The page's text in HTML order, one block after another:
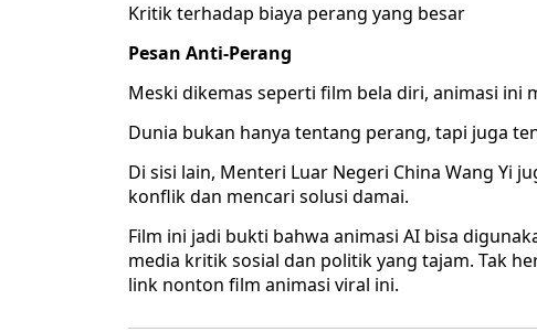
Kritik terhadap biaya perang yang besar
Pesan Anti-Perang
Meski dikemas seperti film bela diri, animasi ini
Dunia bukan hanya tentang perang, tapi juga
Di sisi lain, Menteri Luar Negeri China Wang Yi
konflik dan mencari solusi damai.
Film ini jadi bukti bahwa animasi AI bisa
media kritik sosial dan politik yang tajam. Tak
link nonton film animasi viral ini.